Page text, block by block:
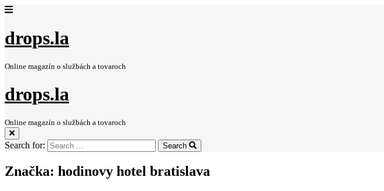
drops.la
Online magazín o službách a tovaroch
drops.la
Online magazín o službách a tovaroch
Search for: Search
Značka: hodinovy hotel bratislava